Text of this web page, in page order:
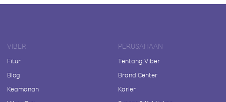
VIBER
Fitur
Blog
Keamanan
PERUSAHAAN
Tentang Viber
Brand Center
Karier